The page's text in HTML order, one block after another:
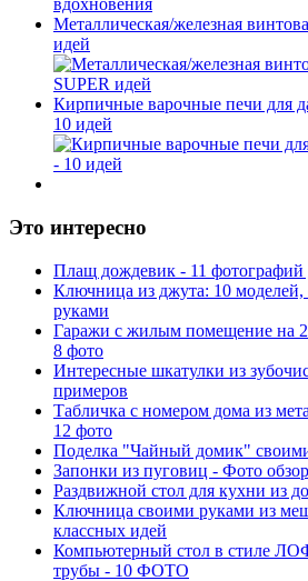
Металлическая/железная
идей
Кирпичные варочные печи для
10 идей
Это интересно
Плащ дождевик - 11 фотографий
Ключница из джута: 10
руками
Гаражи с жилым помещение на
8 фото
Интересные шкатулки из
примеров
Табличка с номером дома из
12 фото
Поделка "Чайный домик"
Запонки из пуговиц - Фото
Раздвижной стол для кухни из
Ключница своими руками из
классных идей
Компьютерный стол в стиле
трубы - 10 ФОТО